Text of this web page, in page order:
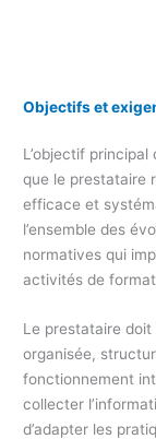
Objectifs et
L’objectif
que le prestataire
efficace et
l’ensemble des
normatives qui
activités de
Le prestataire
organisée,
fonctionnement
collecter
d’adapter les